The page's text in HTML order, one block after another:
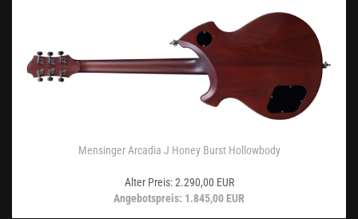
Mensinger Arcadia J Honey Burst Hollowbody
Alter Preis: 2.290,00 EUR
Angebotspreis: 1.845,00 EUR